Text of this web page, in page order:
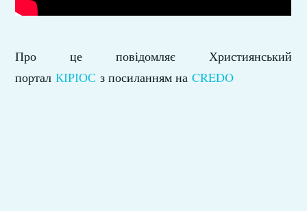
Про це повідомляє Християнський
порталКІРІОС з посиланням наCREDO